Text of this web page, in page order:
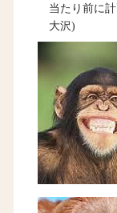
当たり前に
大沢)